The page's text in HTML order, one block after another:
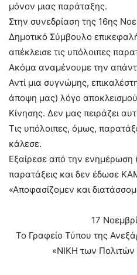
μόνον μιας παράταξης.
Στην συνεδρίαση της 16ης
Δημοτικό Σύμβουλο
απέκλεισε τις υπόλοιπες
Ακόμα αναμένουμε την
Αντί μια συγνώμης,
άποψη μας) λόγο
Κίνησης. Δεν μας πειράζει
Τις υπόλοιπες, όμως,
κάλεσε.
Εξαίρεσε από την ενημέρωση
παρατάξεις και δεν έδωσε
«Αποφασίζομεν και
17
Το Γραφείο Τύπου της
«ΝΙΚΗ των